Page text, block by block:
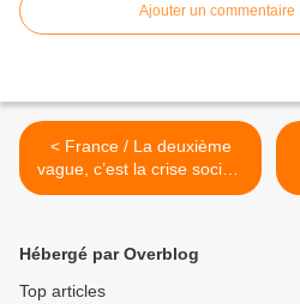
Ajouter un commentaire
< France / La deuxième
vague, c’est la crise sociale
et économique qui arrive !
Hébergé par Overblog
Top articles